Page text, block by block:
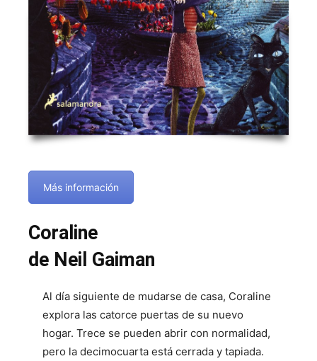
Más información
Coraline
de Neil Gaiman
Al día siguiente de mudarse de casa, Coraline
explora las catorce puertas de su nuevo
hogar. Trece se pueden abrir con normalidad,
pero la decimocuarta está cerrada y tapiada.